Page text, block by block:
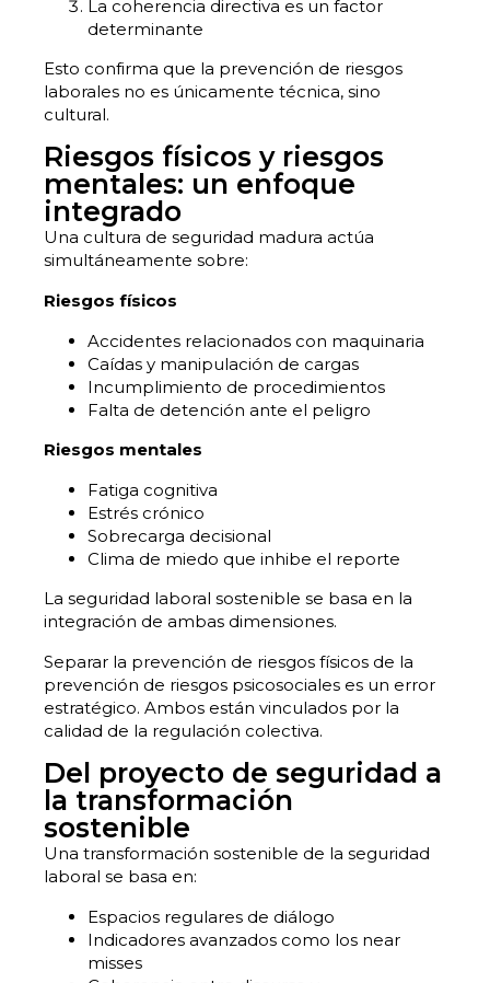
La coherencia directiva es un factor
determinante
Esto confirma que la prevención de riesgos
laborales no es únicamente técnica, sino
cultural.
Riesgos físicos y riesgos
mentales: un enfoque
integrado
Una cultura de seguridad madura actúa
simultáneamente sobre:
Riesgos físicos
Accidentes relacionados con maquinaria
Caídas y manipulación de cargas
Incumplimiento de procedimientos
Falta de detención ante el peligro
Riesgos mentales
Fatiga cognitiva
Estrés crónico
Sobrecarga decisional
Clima de miedo que inhibe el reporte
La seguridad laboral sostenible se basa en la
integración de ambas dimensiones.
Separar la prevención de riesgos físicos de la
prevención de riesgos psicosociales es un error
estratégico. Ambos están vinculados por la
calidad de la regulación colectiva.
Del proyecto de seguridad a
la transformación
sostenible
Una transformación sostenible de la seguridad
laboral se basa en:
Espacios regulares de diálogo
Indicadores avanzados como los near
misses